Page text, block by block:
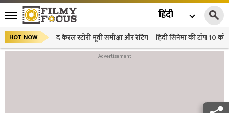
हिंदी
HOT NOW द केरल स्टोरी मूवी समीक्षा और रेटिंग हिंदी सिनेमा की टॉप 10